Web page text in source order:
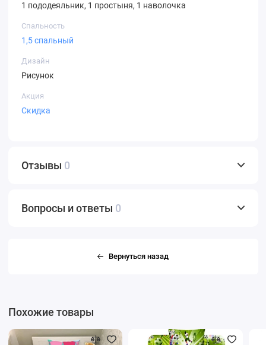
1 пододеяльник, 1 простыня, 1 наволочка
Спальность
1,5 спальный
Дизайн
Рисунок
Акция
Скидка
Отзывы 0
Вопросы и ответы 0
Вернуться назад
Похожие товары